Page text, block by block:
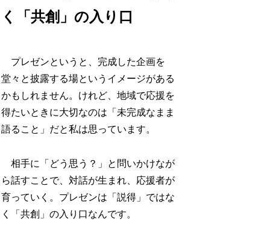
く「共創」の入り口
プレゼンというと、完成した企画を
堂々と披露する場というイメージがある
かもしれません。けれど、地域で応援を
得たいときに大切なのは「未完成なまま
語ること」だと私は思っています。
相手に「どう思う？」と問いかけなが
ら話すことで、対話が生まれ、応援者が
育っていく。プレゼンは「説得」ではな
く「共創」の入り口なんです。